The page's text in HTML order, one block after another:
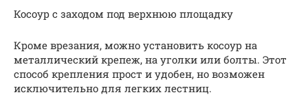
Косоур с заходом под верхнюю площадку
Кроме врезания, можно установить косоур на
металлический крепеж, на уголки или болты. Этот
способ крепления прост и удобен, но возможен
исключительно для легких лестниц.